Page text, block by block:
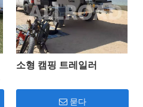
소형 캠핑 트레일러
묻다